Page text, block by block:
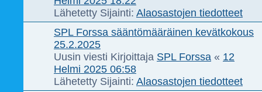
Lähetetty Sijainti: Alaosastojen tiedotteet
SPL Forssa sääntömääräinen kevätkokous
25.2.2025
Uusin viesti Kirjoittaja SPL Forssa « 12
Helmi 2025 06:58
Lähetetty Sijainti: Alaosastojen tiedotteet